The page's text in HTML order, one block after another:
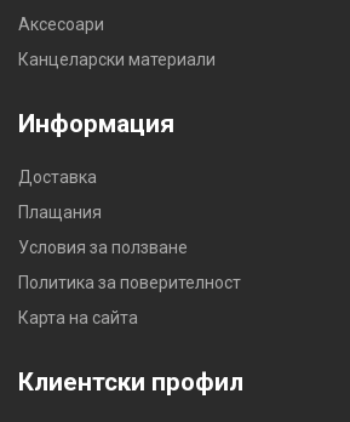
Аксесоари
Канцеларски материали
Информация
Доставка
Плащания
Условия за ползване
Политика за поверителност
Карта на сайта
Клиентски профил